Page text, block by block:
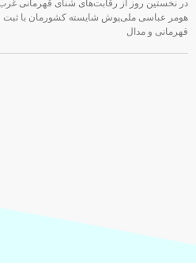
قهرمانی و مدال